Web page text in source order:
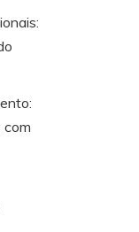
com